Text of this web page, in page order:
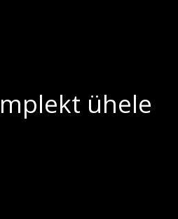
ühele